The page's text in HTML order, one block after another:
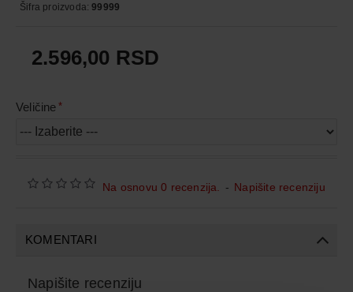
Na osnovu 0 recenzija. - Napišite recenziju
2.596,00 RSD
Šifra proizvoda: 99999
Veličine
KOMENTARI
Napišite recenziju